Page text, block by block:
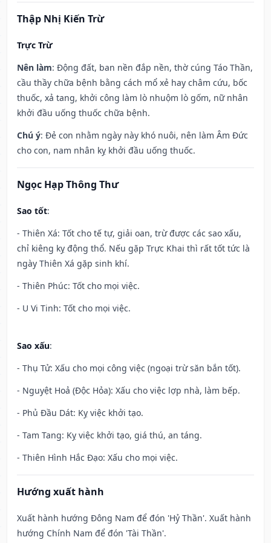
Thập Nhị Kiến Trừ
Trực Trừ
Nên làm: Động đất, ban nền đắp nền, thờ cúng Táo Thần,
cầu thầy chữa bệnh bằng cách mổ xẻ hay châm cứu, bốc
thuốc, xả tang, khởi công làm lò nhuộm lò gốm, nữ nhân
khởi đầu uống thuốc chữa bệnh.
Chú ý: Đẻ con nhằm ngày này khó nuôi, nên làm Âm Đức
cho con, nam nhân kỵ khởi đầu uống thuốc.
Ngọc Hạp Thông Thư
Sao tốt:
- Thiên Xá: Tốt cho tế tự, giải oan, trừ được các sao xấu,
chỉ kiêng kỵ động thổ. Nếu gặp Trực Khai thì rất tốt tức là
ngày Thiên Xá gặp sinh khí.
- Thiên Phúc: Tốt cho mọi việc.
- U Vi Tinh: Tốt cho mọi việc.
Sao xấu:
- Thụ Tử: Xấu cho mọi công việc (ngoại trừ săn bắn tốt).
- Nguyệt Hoả (Độc Hỏa): Xấu cho việc lợp nhà, làm bếp.
- Phủ Đầu Dát: Kỵ việc khởi tạo.
- Tam Tang: Kỵ việc khởi tạo, giá thú, an táng.
- Thiên Hình Hắc Đạo: Xấu cho mọi việc.
Hướng xuất hành
Xuất hành hướng Đông Nam để đón 'Hỷ Thần'. Xuất hành
hướng Chính Nam để đón 'Tài Thần'.